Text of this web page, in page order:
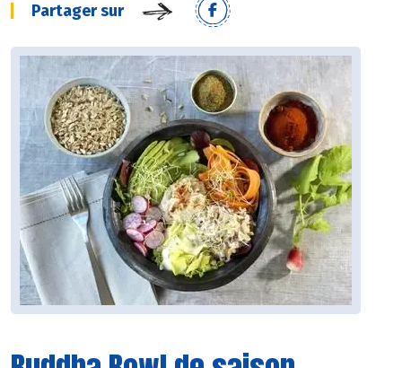
Partager sur